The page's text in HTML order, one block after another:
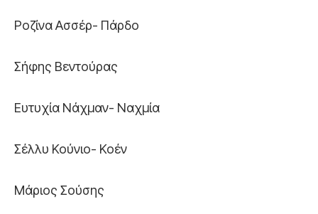
Ροζίνα Ασσέρ- Πάρδο
Σήφης Βεντούρας
Ευτυχία Νάχμαν- Ναχμία
Σέλλυ Κούνιο- Κοέν
Μάριος Σούσης